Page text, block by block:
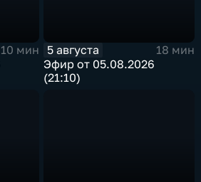
10 мин
5 августа
18 мин
Эфир от 05.08.2026
(21:10)